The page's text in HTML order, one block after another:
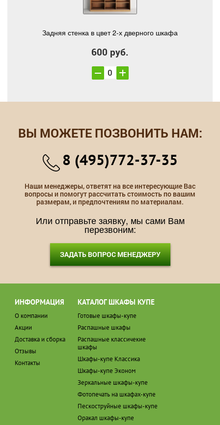
Задняя стенка в цвет 2-х дверного шкафа
600 руб.
ВЫ МОЖЕТЕ ПОЗВОНИТЬ НАМ:
8 (495)772-37-35
Наши менеджеры, ответят на все интересующие Вас
вопросы и помогут рассчитать стоимость по вашим
размерам, и предпочтениям по материалам.
Или отправьте заявку, мы сами Вам
перезвоним:
ЗАДАТЬ ВОПРОС МЕНЕДЖЕРУ
ИНФОРМАЦИЯ
О компании
Акции
Доставка и сборка
Отзывы
Контакты
КАТАЛОГ ШКАФЫ КУПЕ
Готовые шкафы-купе
Распашные шкафы
Распашные классичекие
шкафы
Шкафы-купе Классика
Шкафы-купе Эконом
Зеркальные шкафы-купе
Фотопечать на шкафах-купе
Пескоструйные шкафы-купе
Оракал шкафы-купе